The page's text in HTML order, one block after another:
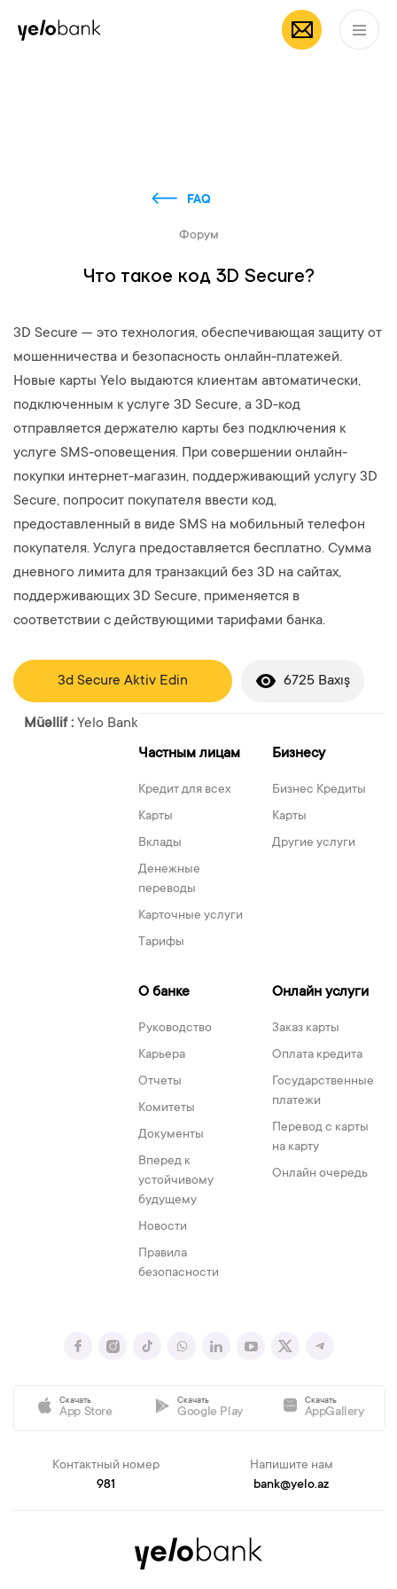
Частным лицам
FAQ
Форум
Что такое код 3D Secure?
3D Secure — это технология, обеспечивающая защиту от
мошенничества и безопасность онлайн-платежей.
Новые карты Yelo выдаются клиентам автоматически,
подключенным к услуге 3D Secure, а 3D-код
отправляется держателю карты без подключения к
услуге SMS-оповещения. При совершении онлайн-
покупки интернет-магазин, поддерживающий услугу 3D
Secure, попросит покупателя ввести код,
предоставленный в виде SMS на мобильный телефон
покупателя. Услуга предоставляется бесплатно. Сумма
дневного лимита для транзакций без 3D на сайтах,
поддерживающих 3D Secure, применяется в
соответствии с действующими тарифами банка.
3d Secure Aktiv Edin 6725 Baxış
Müəllif : Yelo Bank
Частным лицам
Кредит для всех
Карты
Вклады
Денежные
переводы
Карточные услуги
Тарифы
Бизнесу
Бизнес Кредиты
Карты
Другие услуги
О банке
Руководство
Карьера
Отчеты
Комитеты
Документы
Вперед к
устойчивому
будущему
Новости
Правила
безопасности
Онлайн услуги
Заказ карты
Оплата кредита
Государственные
платежи
Перевод с карты
на карту
Онлайн очередь
Скачать
App Store
Скачать
Google Play
Скачать
AppGallery
Контактный номер
981
Напишите нам
bank@yelo.az